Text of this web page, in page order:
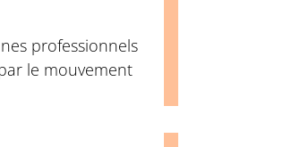
professionnels
le mouvement